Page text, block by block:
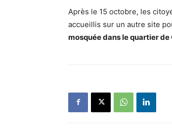
Après le 15 octobre, les
accueillis sur un autre site
mosquée dans le quartier de